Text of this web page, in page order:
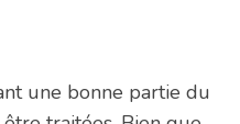
une bonne partie du